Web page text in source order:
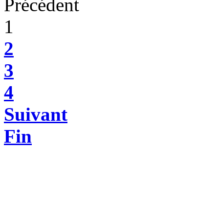
Précédent
1
2
3
4
Suivant
Fin